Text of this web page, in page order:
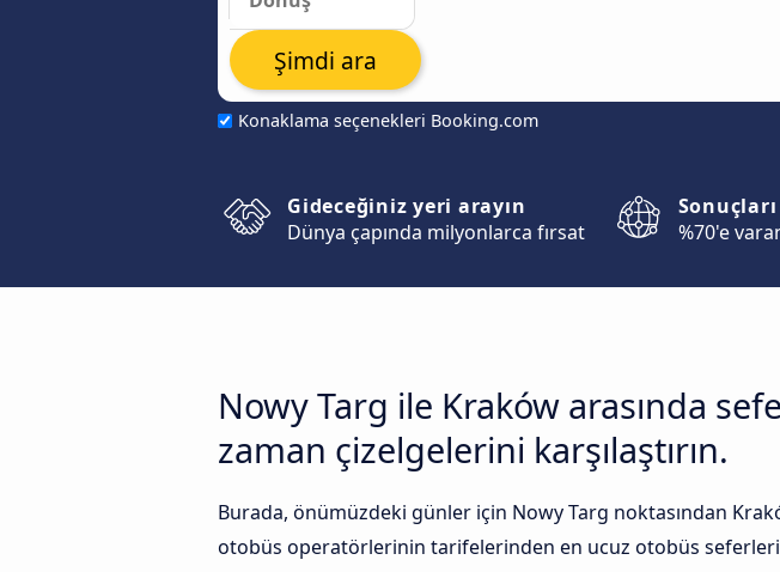
Konaklama seçenekleri Booking.com
Şimdi ara
Gideceğiniz yeri arayın
Dünya çapında milyonlarca fırsat
%70'e
Nowy Targ ile Kraków arasında
zaman çizelgelerini karşılaştırın.
Burada, önümüzdeki günler için Nowy Targ noktasından
otobüs operatörlerinin tarifelerinden en ucuz otobüs